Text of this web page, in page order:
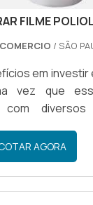
FILME
/ SÃO
em investir
vez que
diversos
embalagens.
onde
bom
AGORA